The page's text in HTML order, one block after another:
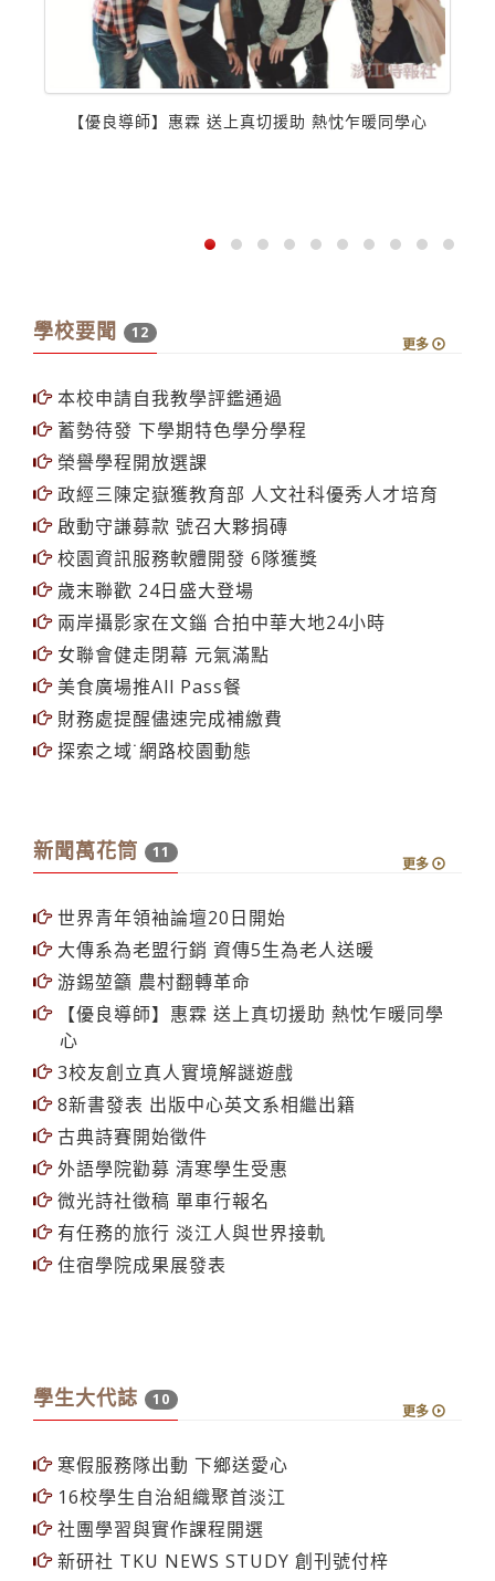
【優良導師】惠霖 送上真切援助 熱忱乍暖同學心
學校要聞 12
更多
本校申請自我教學評鑑通過
蓄勢待發 下學期特色學分學程
榮譽學程開放選課
政經三陳定嶽獲教育部 人文社科優秀人才培育
啟動守謙募款 號召大夥捐磚
校園資訊服務軟體開發 6隊獲獎
歲末聯歡 24日盛大登場
兩岸攝影家在文錙 合拍中華大地24小時
女聯會健走閉幕 元氣滿點
美食廣場推All Pass餐
財務處提醒儘速完成補繳費
探索之域˙網路校園動態
新聞萬花筒 11
更多
世界青年領袖論壇20日開始
大傳系為老盟行銷 資傳5生為老人送暖
游錫堃籲 農村翻轉革命
【優良導師】惠霖 送上真切援助 熱忱乍暖同學
心
3校友創立真人實境解謎遊戲
8新書發表 出版中心英文系相繼出籍
古典詩賽開始徵件
外語學院勸募 清寒學生受惠
微光詩社徵稿 單車行報名
有任務的旅行 淡江人與世界接軌
住宿學院成果展發表
學生大代誌 10
更多
寒假服務隊出動 下鄉送愛心
16校學生自治組織聚首淡江
社團學習與實作課程開選
新研社 TKU NEWS STUDY 創刊號付梓